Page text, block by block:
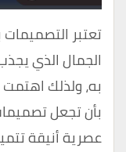
تعتبر
الجمال الذي
به، ولذلك
بأن تجعل
عصرية أنيقة